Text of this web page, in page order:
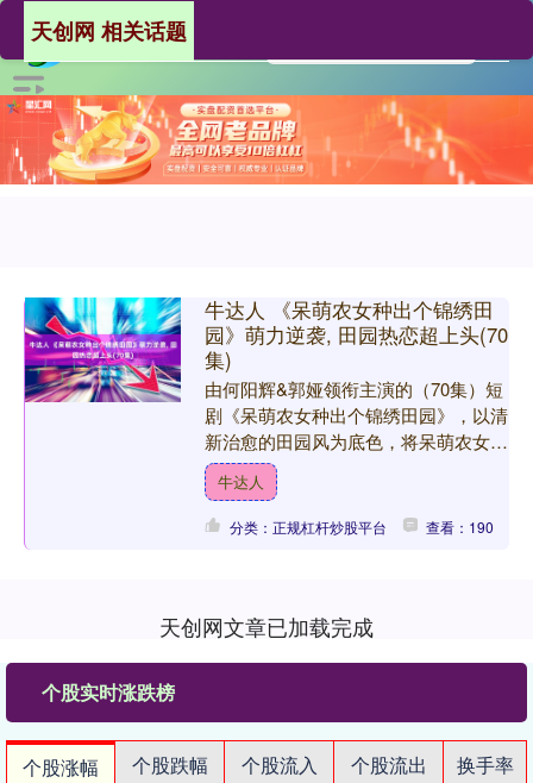
天创网 相关话题
牛达人 《呆萌农女种出个锦绣田
园》萌力逆袭, 田园热恋超上头(70
集)
由何阳辉&郭娅领衔主演的（70集）短
剧《呆萌农女种出个锦绣田园》，以清
新治愈的田园风为底色，将呆萌农女的
成长与乡村产业的蜕变紧密相连，用鲜
活的故事勾勒出乡村振兴....
牛达人
分类：正规杠杆炒股平台 查看：190
天创网文章已加载完成
个股实时涨跌榜
个股涨幅 个股跌幅 个股流入 个股流出
换手率